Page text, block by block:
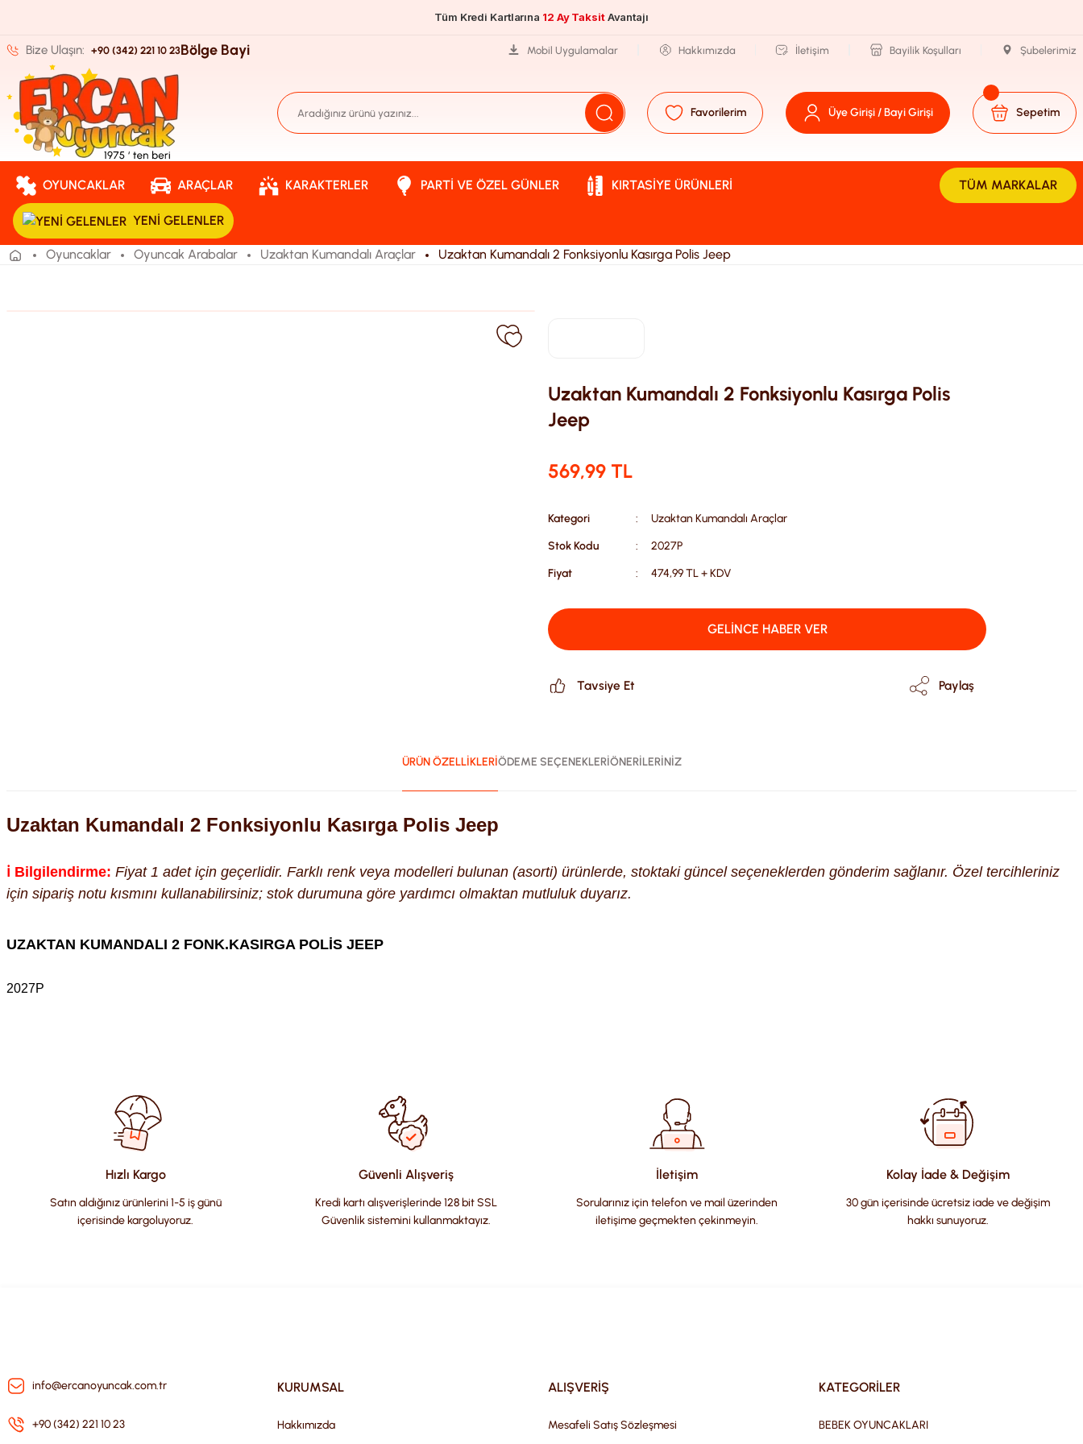
Tüm Kredi Kartlarına 12 Ay TaksitAvantajı
Bize Ulaşın: +90 (342) 221 10 23Bölge Bayi Mobil Uygulamalar Hakkımızda İletişim Bayilik Koşulları Şubelerimiz
Favorilerim Üye Girişi / Bayi Girişi Sepetim
OYUNCAKLAR ARAÇLAR KARAKTERLER PARTI VE ÖZEL GÜNLER KIRTASIYE ÜRÜNLERI
YENI GELENLER
TÜM MARKALAR
Oyuncaklar Oyuncak Arabalar Uzaktan Kumandalı Araçlar Uzaktan Kumandalı 2 Fonksiyonlu Kasırga Polis Jeep
Uzaktan Kumandalı 2 Fonksiyonlu Kasırga Polis
Jeep
569,99 TL
Kategori
Uzaktan Kumandalı Araçlar
Stok Kodu
2027P
Fiyat
474,99 TL + KDV
GELİNCE HABER VER
Tavsiye Et Paylaş
ÜRÜN ÖZELLİKLERİÖDEME SEÇENEKLERİÖNERİLERİNİZ
Uzaktan Kumandalı 2 Fonksiyonlu Kasırga Polis Jeep
ℹ️ Bilgilendirme: Fiyat 1 adet için geçerlidir. Farklı renk veya modelleri bulunan (asorti) ürünlerde, stoktaki güncel seçeneklerden gönderim sağlanır. Özel tercihleriniz
için sipariş notu kısmını kullanabilirsiniz; stok durumuna göre yardımcı olmaktan mutluluk duyarız.
UZAKTAN KUMANDALI 2 FONK.KASIRGA POLİS JEEP
2027P
Ürün resmi kalitesiz, bozuk veya görüntülenemiyor.
Ürün açıklamasında eksik bilgiler bulunuyor.
Ürün bilgilerinde hatalar bulunuyor.
Bu ürüne benzer farklı alternatifler olmalı.
Hızlı Kargo
Satın aldığınız ürünlerini 1-5 iş günü
içerisinde kargoluyoruz.
Güvenli Alışveriş
Kredi kartı alışverişlerinde 128 bit SSL
Güvenlik sistemini kullanmaktayız.
İletişim
Sorularınız için telefon ve mail üzerinden
iletişime geçmekten çekinmeyin.
Kolay İade & Değişim
30 gün içerisinde ücretsiz iade ve değişim
hakkı sunuyoruz.
info@ercanoyuncak.com.tr
+90 (342) 221 10 23
KURUMSAL
Hakkımızda
ALIŞVERİŞ
Mesafeli Satış Sözleşmesi
KATEGORİLER
BEBEK OYUNCAKLARI